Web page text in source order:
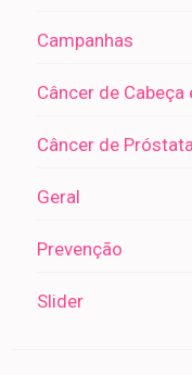
Campanhas
Câncer de Cabeça
Câncer de Próstata
Geral
Prevenção
Slider